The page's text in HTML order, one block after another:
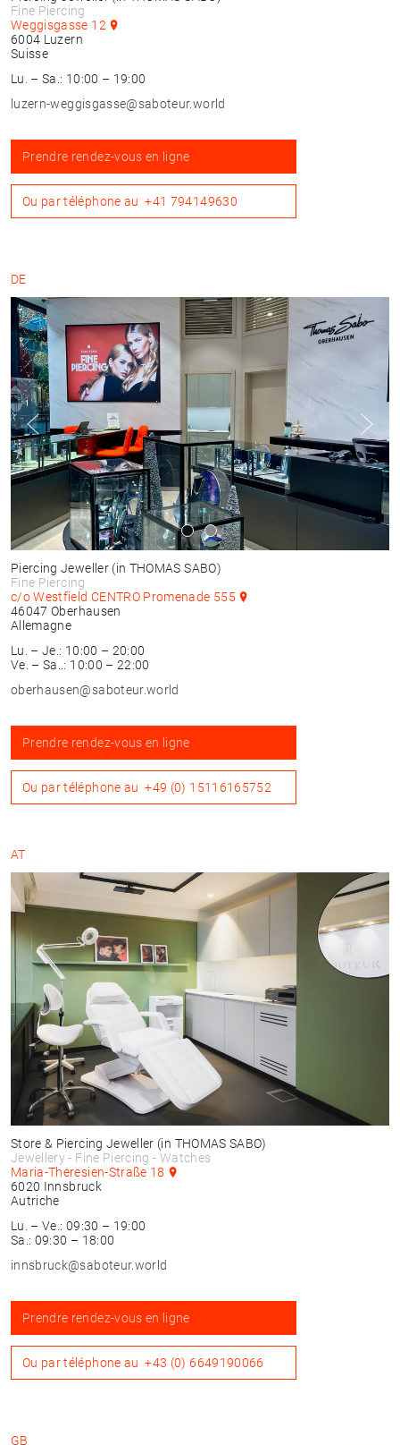
Fine Piercing
Weggisgasse 12
6004 Luzern
Suisse
Lu. – Sa.: 10:00 – 19:00
luzern-weggisgasse@saboteur.world
Prendre rendez-vous en ligne
Ou par téléphone au+41 794149630
DE
Piercing Jeweller (in THOMAS SABO)
Fine Piercing
c/o Westfield CENTRO Promenade 555
46047 Oberhausen
Allemagne
Lu. – Je.: 10:00 – 20:00
Ve. – Sa..: 10:00 – 22:00
oberhausen@saboteur.world
Prendre rendez-vous en ligne
Ou par téléphone au+49 (0) 15116165752
AT
Store & Piercing Jeweller (in THOMAS SABO)
Jewellery - Fine Piercing - Watches
Maria-Theresien-Straße 18
6020 Innsbruck
Autriche
Lu. – Ve.: 09:30 – 19:00
Sa.: 09:30 – 18:00
innsbruck@saboteur.world
Prendre rendez-vous en ligne
Ou par téléphone au+43 (0) 6649190066
GB